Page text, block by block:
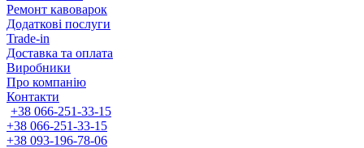
Ремонт кавоварок
Додаткові послуги
Trade-in
Доставка та оплата
Виробники
Про компанію
Контакти
+38 066-251-33-15
+38 066-251-33-15
+38 093-196-78-06